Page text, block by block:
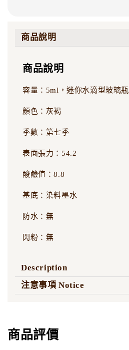
商品說明
商品說明
容量：5ml，迷你水滴型玻璃瓶
顏色：灰褐
季數：第七季
表面張力：54.2
酸鹼值：8.8
基底：染料墨水
防水：無
閃粉：無
Description
注意事項 Notice
商品評價